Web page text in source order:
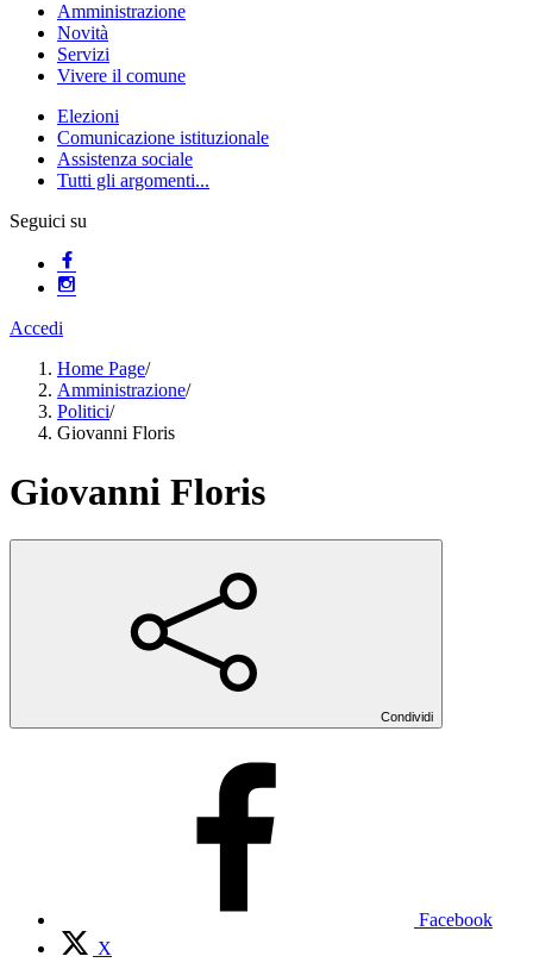
Amministrazione
Novità
Servizi
Vivere il comune
Elezioni
Comunicazione istituzionale
Assistenza sociale
Tutti gli argomenti...
Seguici su
Accedi
Home Page/
Amministrazione/
Politici/
Giovanni Floris
Giovanni Floris
Condividi
Facebook
X